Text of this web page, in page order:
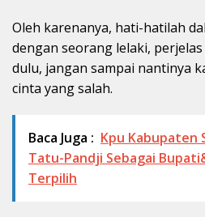
Oleh karenanya, hati-hatilah
dengan seorang lelaki,
dulu, jangan sampai nantinya
cinta yang salah.
Baca Juga : Kpu Kabupaten
Tatu-Pandji Sebagai
Terpilih